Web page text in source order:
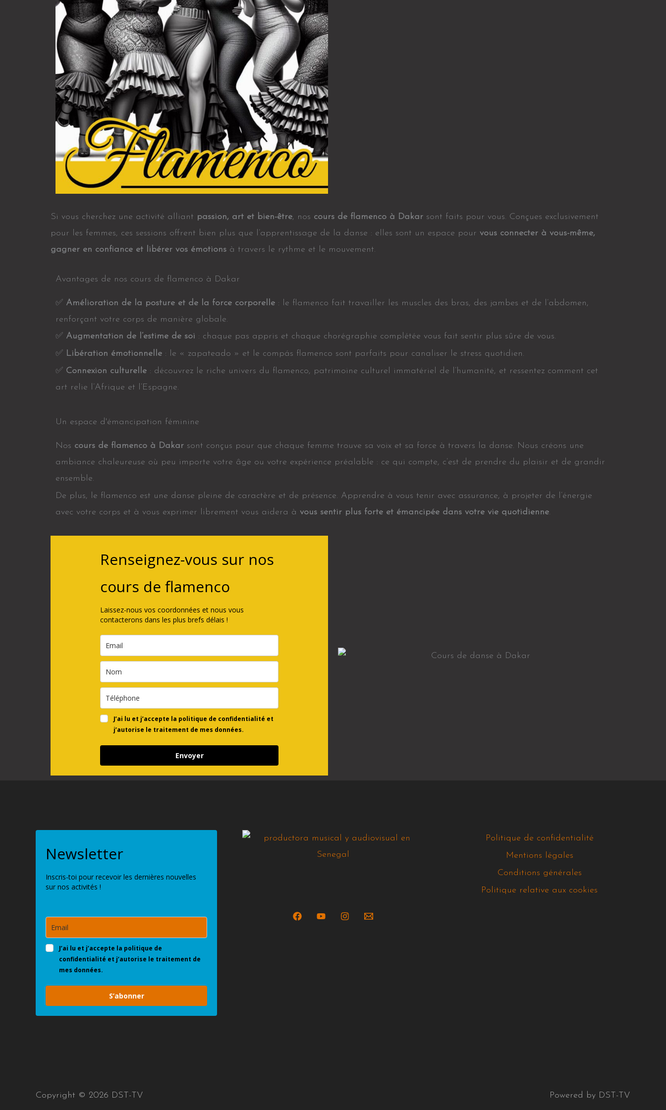
Si vous cherchez une activité alliant passion, art et bien-être, nos cours de flamenco à Dakar sont faits pour vous. Conçues exclusivement
pour les femmes, ces sessions offrent bien plus que l’apprentissage de la danse : elles sont un espace pour vous connecter à vous-même,
gagner en confiance et libérer vos émotions à travers le rythme et le mouvement.
Avantages de nos cours de flamenco à Dakar
✅ Amélioration de la posture et de la force corporelle : le flamenco fait travailler les muscles des bras, des jambes et de l’abdomen,
renforçant votre corps de manière globale.
✅ Augmentation de l’estime de soi : chaque pas appris et chaque chorégraphie complétée vous fait sentir plus sûre de vous.
✅ Libération émotionnelle : le « zapateado » et le compás flamenco sont parfaits pour canaliser le stress quotidien.
✅ Connexion culturelle : découvrez le riche univers du flamenco, patrimoine culturel immatériel de l’humanité, et ressentez comment cet
art relie l’Afrique et l’Espagne.
Un espace d'émancipation féminine
Nos cours de flamenco à Dakar sont conçus pour que chaque femme trouve sa voix et sa force à travers la danse. Nous créons une
ambiance chaleureuse où peu importe votre âge ou votre expérience préalable : ce qui compte, c’est de prendre du plaisir et de grandir
ensemble.
De plus, le flamenco est une danse pleine de caractère et de présence. Apprendre à vous tenir avec assurance, à projeter de l’énergie
avec votre corps et à vous exprimer librement vous aidera à vous sentir plus forte et émancipée dans votre vie quotidienne.
Renseignez-vous sur nos
cours de flamenco
Laissez-nous vos coordonnées et nous vous
contacterons dans les plus brefs délais !
J’ai lu et j’accepte la politique de confidentialité et
j’autorise le traitement de mes données.
Envoyer
Newsletter
Inscris-toi pour recevoir les dernières nouvelles
sur nos activités !
J’ai lu et j’accepte la politique de
confidentialité et j’autorise le traitement de
mes données.
S’abonner
Politique de confidentialité
Mentions légales
Conditions générales
Politique relative aux cookies
Copyright © 2026 DST-TV Powered by DST-TV